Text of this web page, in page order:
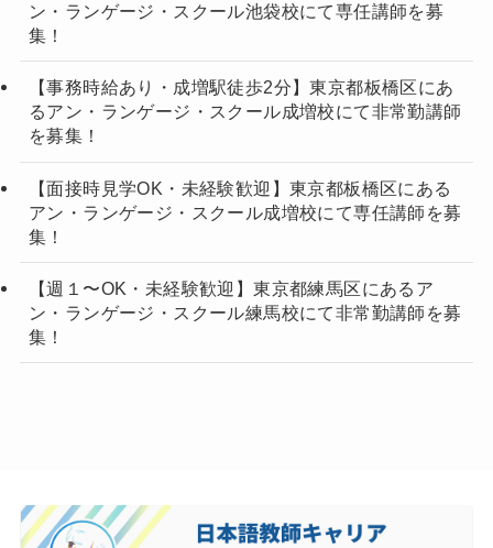
ン・ランゲージ・スクール池袋校にて専任講師を募
集！
【事務時給あり・成増駅徒歩2分】東京都板橋区にあ
るアン・ランゲージ・スクール成増校にて非常勤講師
を募集！
【面接時見学OK・未経験歓迎】東京都板橋区にある
アン・ランゲージ・スクール成増校にて専任講師を募
集！
【週１〜OK・未経験歓迎】東京都練馬区にあるア
ン・ランゲージ・スクール練馬校にて非常勤講師を募
集！